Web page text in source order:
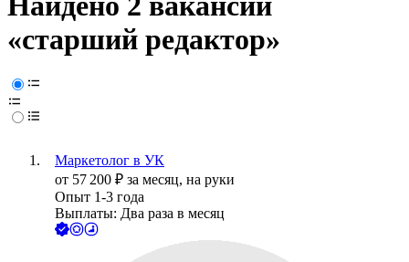
«старший редактор»
Маркетолог в УК
от 57 200 ₽ за месяц, на руки
Опыт 1-3 года
Выплаты: Два раза в месяц